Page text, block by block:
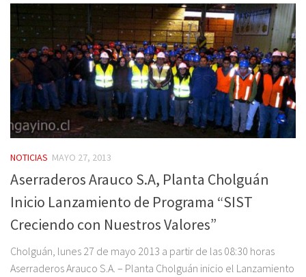
NOTICIAS MAYO 27, 2013
Aserraderos Arauco S.A, Planta Cholguán
Inicio Lanzamiento de Programa “SIST
Creciendo con Nuestros Valores”
Cholguán, lunes 27 de mayo 2013 a partir de las 08:30 horas
Aserraderos Arauco S.A. – Planta Cholguán inicio el Lanzamiento